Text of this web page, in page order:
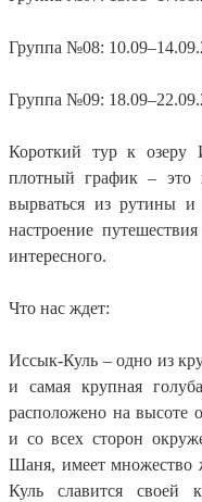
Группа №08:
Группа №09:
Короткий тур к озеру
плотный график – это
вырваться из рутины и
настроение
интересного.
Что нас ждет:
Иссык-Куль – одно из
и самая крупная
расположено на высоте
и со всех сторон
Шаня, имеет множество
Куль славится своей